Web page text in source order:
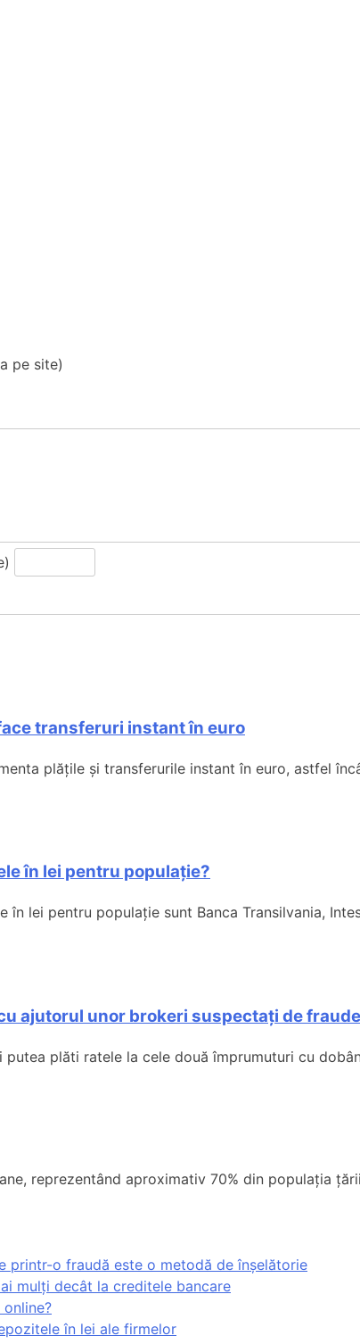
pe site)
transferuri instant în euro
plățile și transferurile instant în euro, astfel
în lei pentru populație?
lei pentru populație sunt Banca Transilvania,
ajutorul unor brokeri suspectați de fraude
plăti ratele la cele două împrumuturi cu
reprezentând aproximativ 70% din populația
printr-o fraudă este o metodă de înșelătorie
mulți decât la creditele bancare
în lei ale firmelor